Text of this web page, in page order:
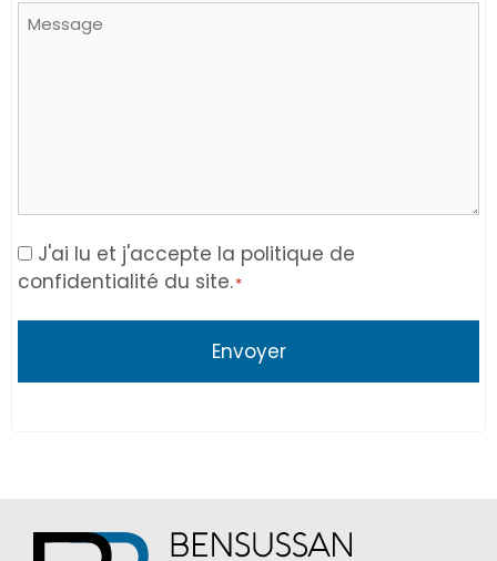
Message
Consent
*
J'ai lu et j'accepte la politique de
confidentialité du site.*